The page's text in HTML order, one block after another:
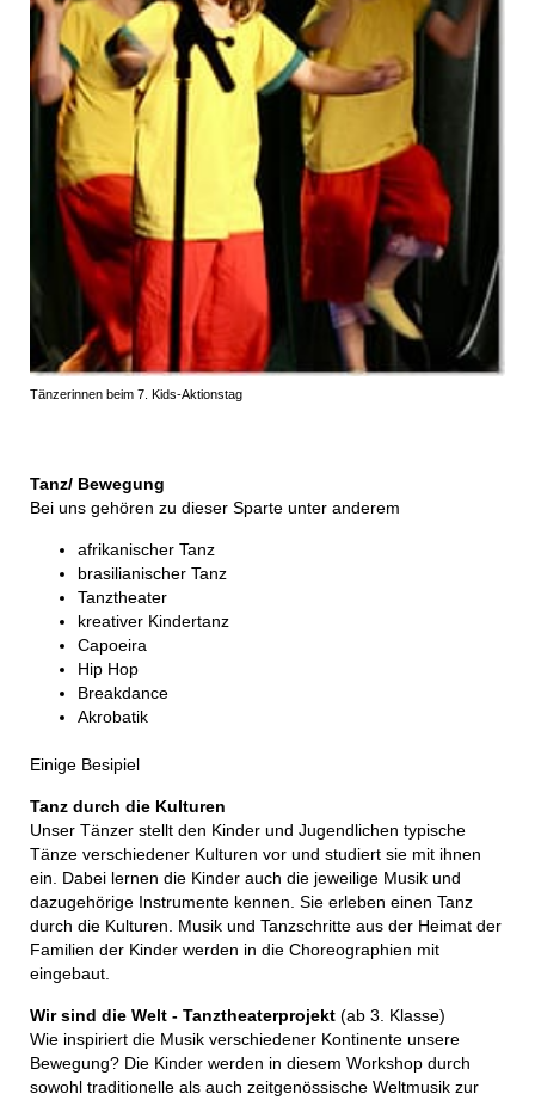
Tänzerinnen beim 7. Kids-Aktionstag
Tanz/ Bewegung
Bei uns gehören zu dieser Sparte unter anderem
afrikanischer Tanz
brasilianischer Tanz
Tanztheater
kreativer Kindertanz
Capoeira
Hip Hop
Breakdance
Akrobatik
Einige Besipiel
Tanz durch die Kulturen
Unser Tänzer stellt den Kinder und Jugendlichen typische
Tänze verschiedener Kulturen vor und studiert sie mit ihnen
ein. Dabei lernen die Kinder auch die jeweilige Musik und
dazugehörige Instrumente kennen. Sie erleben einen Tanz
durch die Kulturen. Musik und Tanzschritte aus der Heimat der
Familien der Kinder werden in die Choreographien mit
eingebaut.
Wir sind die Welt - Tanztheaterprojekt (ab 3. Klasse)
Wie inspiriert die Musik verschiedener Kontinente unsere
Bewegung? Die Kinder werden in diesem Workshop durch
sowohl traditionelle als auch zeitgenössische Weltmusik zur